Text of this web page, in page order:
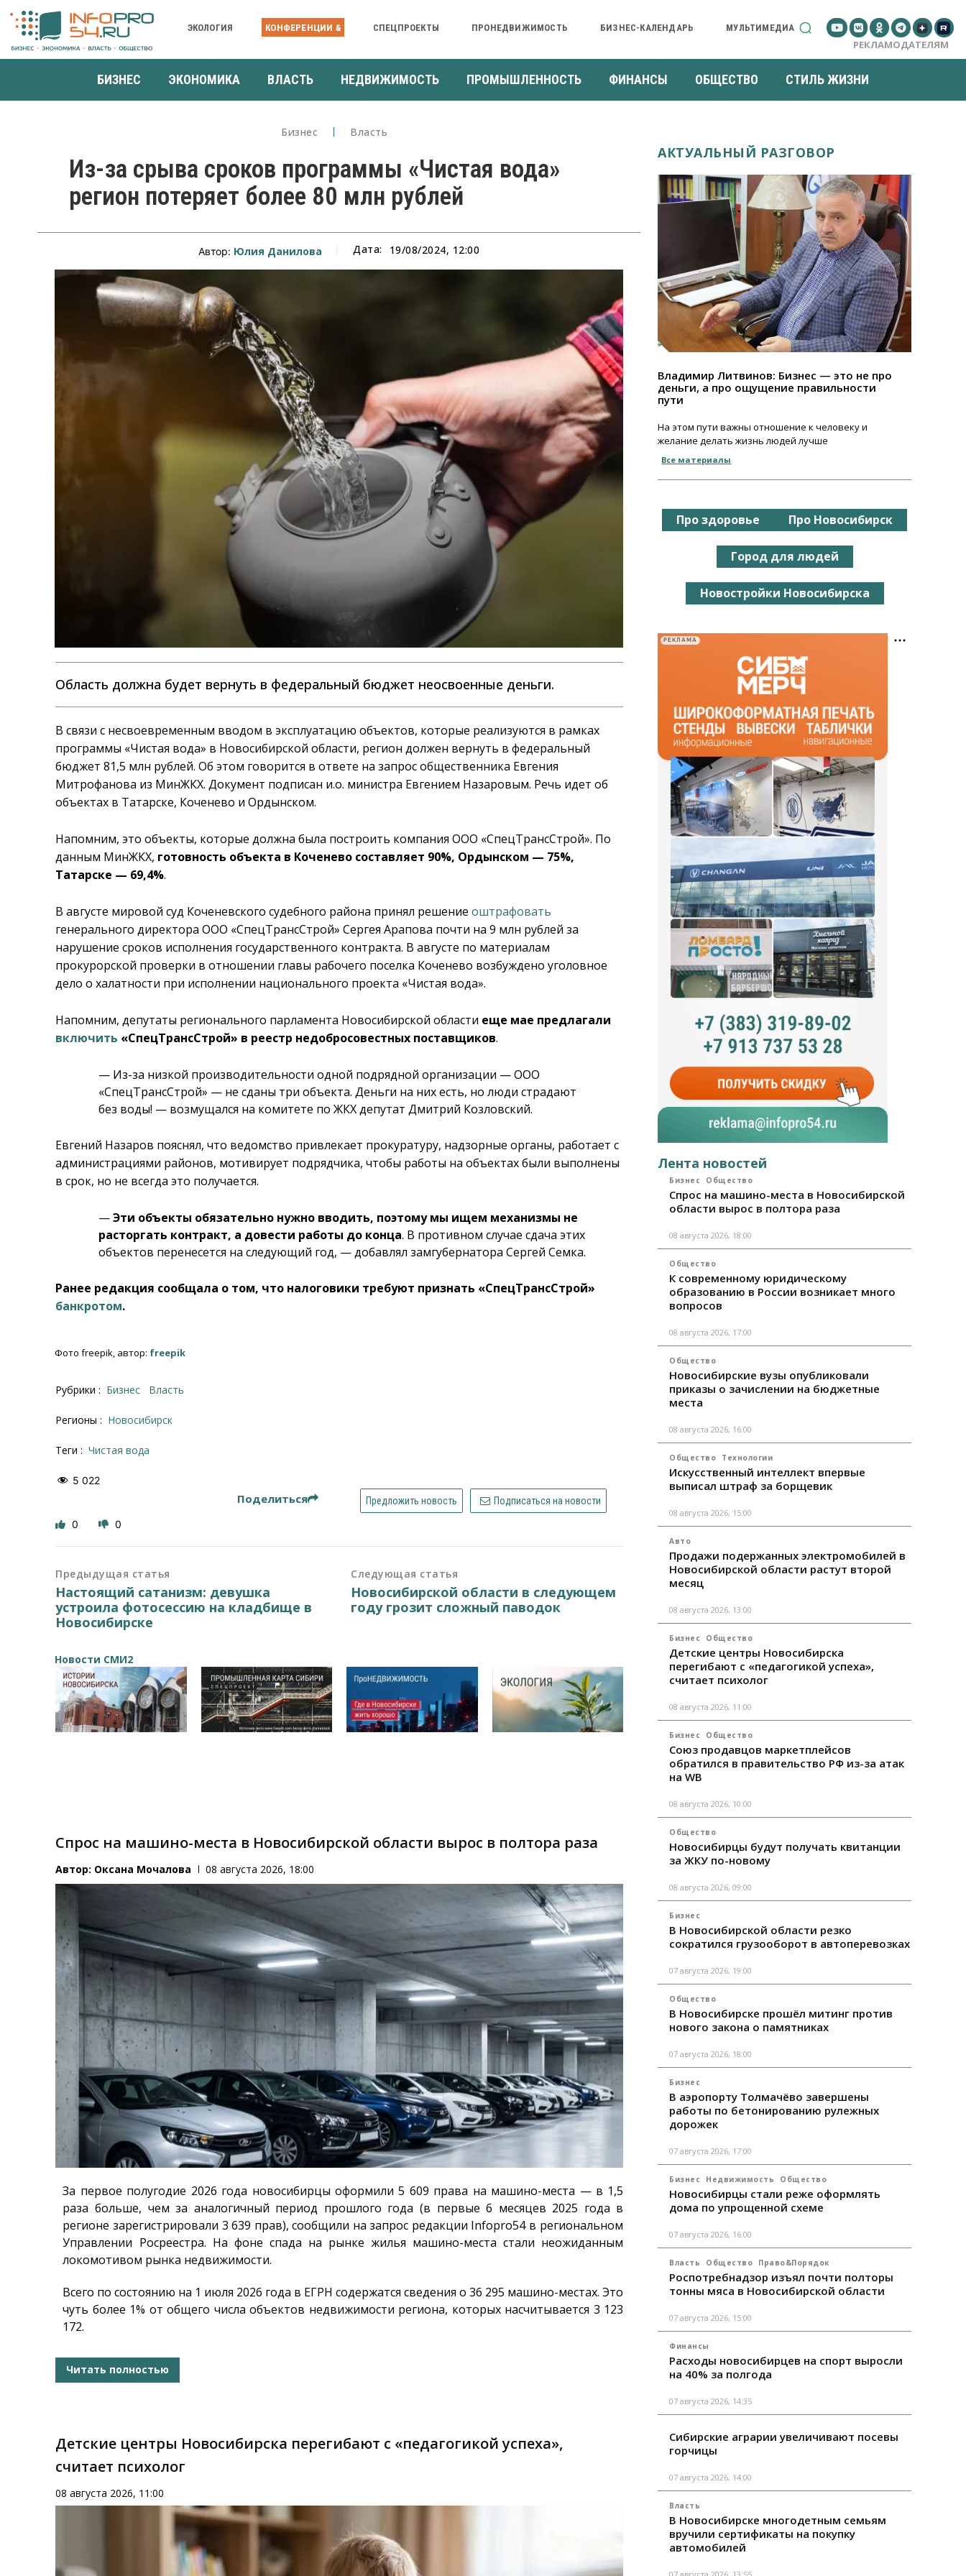
ЭКОЛОГИЯ КОНФЕРЕНЦИИ & СПЕЦПРОЕКТЫ ПРОНЕДВИЖИМОСТЬ БИЗНЕС-КАЛЕНДАРЬ МУЛЬТИМЕДИА
РЕКЛАМОДАТЕЛЯМ
БИЗНЕС ЭКОНОМИКА ВЛАСТЬ НЕДВИЖИМОСТЬ ПРОМЫШЛЕННОСТЬ ФИНАНСЫ ОБЩЕСТВО СТИЛЬ ЖИЗНИ
Бизнес Власть
Из-за срыва сроков программы «Чистая вода»
регион потеряет более 80 млн рублей
Автор: Юлия Данилова Дата: 19/08/2024, 12:00
Область должна будет вернуть в федеральный бюджет неосвоенные деньги.
В связи с несвоевременным вводом в эксплуатацию объектов, которые реализуются в рамках
программы «Чистая вода» в Новосибирской области, регион должен вернуть в федеральный
бюджет 81,5 млн рублей. Об этом говорится в ответе на запрос общественника Евгения
Митрофанова из МинЖКХ. Документ подписан и.о. министра Евгением Назаровым. Речь идет об
объектах в Татарске, Коченево и Ордынском.
Напомним, это объекты, которые должна была построить компания ООО «СпецТрансСтрой». По
данным МинЖКХ, готовность объекта в Коченево составляет 90%, Ордынском — 75%,
Татарске — 69,4%.
В августе мировой суд Коченевского судебного района принял решениеоштрафовать
генерального директора ООО «СпецТрансСтрой» Сергея Арапова почти на 9 млн рублей за
нарушение сроков исполнения государственного контракта. В августе по материалам
прокурорской проверки в отношении главы рабочего поселка Коченево возбуждено уголовное
дело о халатности при исполнении национального проекта «Чистая вода».
Напомним, депутаты регионального парламента Новосибирской области еще мае предлагали
включить «СпецТрансСтрой» в реестр недобросовестных поставщиков.
— Из-за низкой производительности одной подрядной организации — ООО
«СпецТрансСтрой» — не сданы три объекта. Деньги на них есть, но люди страдают
без воды! — возмущался на комитете по ЖКХ депутат Дмитрий Козловский.
Евгений Назаров пояснял, что ведомство привлекает прокуратуру, надзорные органы, работает с
администрациями районов, мотивирует подрядчика, чтобы работы на объектах были выполнены
в срок, но не всегда это получается.
—Эти объекты обязательно нужно вводить, поэтому мы ищем механизмы не
расторгать контракт, а довести работы до конца. В противном случае сдача этих
объектов перенесется на следующий год, — добавлял замгубернатора Сергей Семка.
Ранее редакция сообщала о том, что налоговики требуют признать «СпецТрансСтрой»
банкротом.
Фото freepik, автор: freepik
Рубрики : Бизнес Власть
Регионы : Новосибирск
Теги : чистая вода
5 022
Поделиться Предложить новость Подписаться на новости
0 0
Предыдущая статья
Настоящий сатанизм: девушка
устроила фотосессию на кладбище в
Новосибирске
Следующая статья
Новосибирской области в следующем
году грозит сложный паводок
Новости СМИ2
Спрос на машино-места в Новосибирской области вырос в полтора раза
Автор: Оксана Мочалова 08 августа 2026, 18:00
За первое полугодие 2026 года новосибирцы оформили 5 609 права на машино-места — в 1,5
раза больше, чем за аналогичный период прошлого года (в первые 6 месяцев 2025 года в
регионе зарегистрировали 3 639 прав), сообщили на запрос редакции Infopro54в региональном
Управлении Росреестра. На фоне спада на рынке жилья машино-места стали неожиданным
локомотивом рынка недвижимости.
Всего по состоянию на 1 июля 2026 года в ЕГРН содержатся сведения о 36 295 машино-местах. Это
чуть более 1% от общего числа объектов недвижимости региона, которых насчитывается 3 123
172.
Читать полностью
Детские центры Новосибирска перегибают с «педагогикой успеха»,
считает психолог
08 августа 2026, 11:00
АКТУАЛЬНЫЙ РАЗГОВОР
Владимир Литвинов: Бизнес — это не про
деньги, а про ощущение правильности
пути
На этом пути важны отношение к человеку и
желание делать жизнь людей лучше
Все материалы
Про здоровье Про Новосибирск
Город для людей
Новостройки Новосибирска
РЕКЛАМА
Лента новостей
Бизнес Общество
Спрос на машино-места в Новосибирской
области вырос в полтора раза
08 августа 2026, 18:00
Общество
К современному юридическому
образованию в России возникает много
вопросов
08 августа 2026, 17:00
Общество
Новосибирские вузы опубликовали
приказы о зачислении на бюджетные
места
08 августа 2026, 16:00
Общество Технологии
Искусственный интеллект впервые
выписал штраф за борщевик
08 августа 2026, 15:00
Авто
Продажи подержанных электромобилей в
Новосибирской области растут второй
месяц
08 августа 2026, 13:00
Бизнес Общество
Детские центры Новосибирска
перегибают с «педагогикой успеха»,
считает психолог
08 августа 2026, 11:00
Бизнес Общество
Союз продавцов маркетплейсов
обратился в правительство РФ из-за атак
на WB
08 августа 2026, 10:00
Общество
Новосибирцы будут получать квитанции
за ЖКУ по-новому
08 августа 2026, 09:00
Бизнес
В Новосибирской области резко
сократился грузооборот в автоперевозках
07 августа 2026, 19:00
Общество
В Новосибирске прошёл митинг против
нового закона о памятниках
07 августа 2026, 18:00
Бизнес
В аэропорту Толмачёво завершены
работы по бетонированию рулежных
дорожек
07 августа 2026, 17:00
Бизнес Недвижимость Общество
Новосибирцы стали реже оформлять
дома по упрощенной схеме
07 августа 2026, 16:00
Власть Общество Право&Порядок
Роспотребнадзор изъял почти полторы
тонны мяса в Новосибирской области
07 августа 2026, 15:00
Финансы
Расходы новосибирцев на спорт выросли
на 40% за полгода
07 августа 2026, 14:35
Сибирские аграрии увеличивают посевы
горчицы
07 августа 2026, 14:00
Власть
В Новосибирске многодетным семьям
вручили сертификаты на покупку
автомобилей